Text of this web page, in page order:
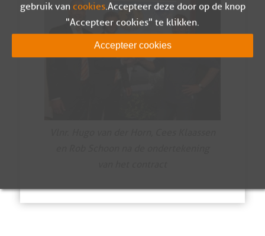
gebruik van cookies. Accepteer deze door op de knop
"Accepteer cookies" te klikken.
Accepteer cookies